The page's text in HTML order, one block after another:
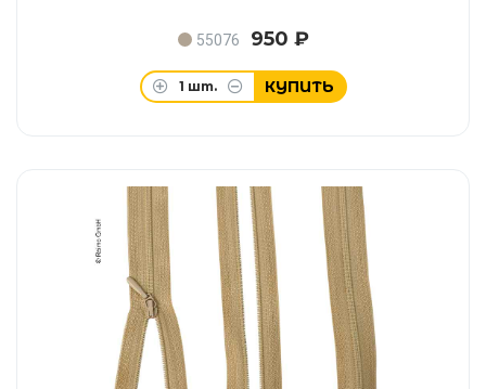
55076 950 ₽
1 шт. КУПИТЬ